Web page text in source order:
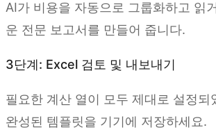
AI가 비용을 자동으로 그룹화하고 읽
운 전문 보고서를 만들어 줍니다.
3단계: Excel 검토 및 내보내기
필요한 계산 열이 모두 제대로 설정되
완성된 템플릿을 기기에 저장하세요.